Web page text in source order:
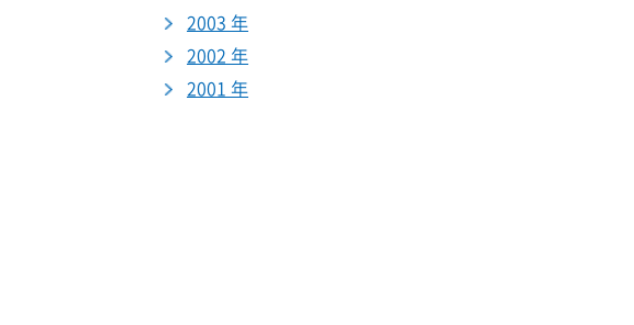
2003 年
2002 年
2001 年